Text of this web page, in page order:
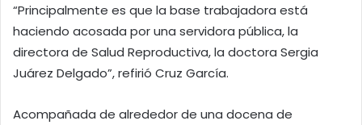
“Principalmente es que la base trabajadora está
haciendo acosada por una servidora pública, la
directora de Salud Reproductiva, la doctora Sergia
Juárez Delgado”, refirió Cruz García.
Acompañada de alrededor de una docena de